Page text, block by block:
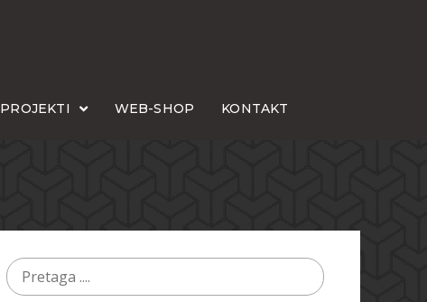
PROJEKTI WEB-SHOP KONTAKT